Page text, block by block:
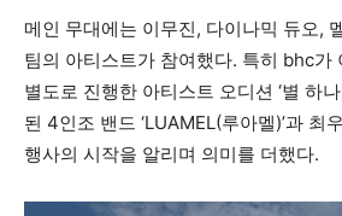
메인 무대에는 이무진, 다이나믹 듀오,
팀의 아티스트가 참여했다. 특히 bhc가
별도로 진행한 아티스트 오디션 ‘별 하
된 4인조 밴드 ‘LUAMEL(루아멜)’과 최
행사의 시작을 알리며 의미를 더했다.